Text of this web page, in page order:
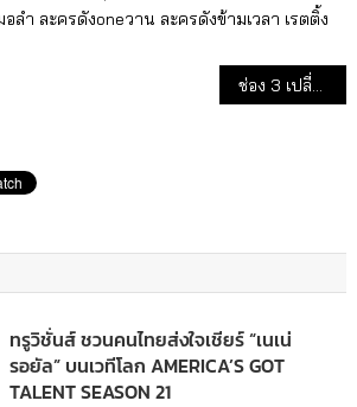
ลำ ละครดังoneวาน ละครดังข้ามเวลา เรตติ้ง
ช่อง 3 เปลี่ยน! มากกว่าไก่ภาษิตคือหนุ่มกรรชัย ใน “เที่ยงวันทันเหตุการณ์”(อัพเดต)
ทรูวิชั่นส์ ชวนคนไทยส่งใจเชียร์ “เนเน่
รอยัล” บนเวทีโลก AMERICA’S GOT
TALENT SEASON 21